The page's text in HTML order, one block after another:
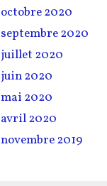
octobre 2020
septembre 2020
juillet 2020
juin 2020
mai 2020
avril 2020
novembre 2019